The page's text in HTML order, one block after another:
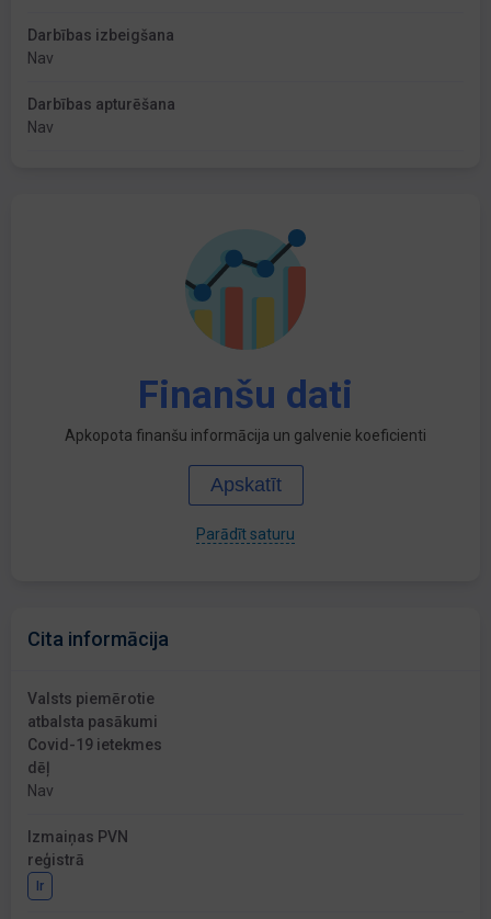
Darbības izbeigšana
Nav
Darbības apturēšana
Nav
Finanšu dati
Apkopota finanšu informācija un galvenie koeficienti
Apskatīt
Parādīt saturu
Cita informācija
Valsts piemērotie
atbalsta pasākumi
Covid-19 ietekmes
dēļ
Nav
Izmaiņas PVN
reģistrā
Ir